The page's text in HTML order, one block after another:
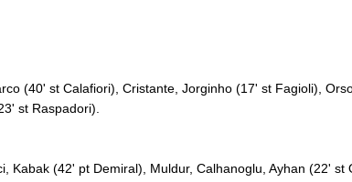
(40' st Calafiori), Cristante, Jorginho (17' st Fagioli),
st Raspadori).
Kabak (42' pt Demiral), Muldur, Calhanoglu, Ayhan (22' st